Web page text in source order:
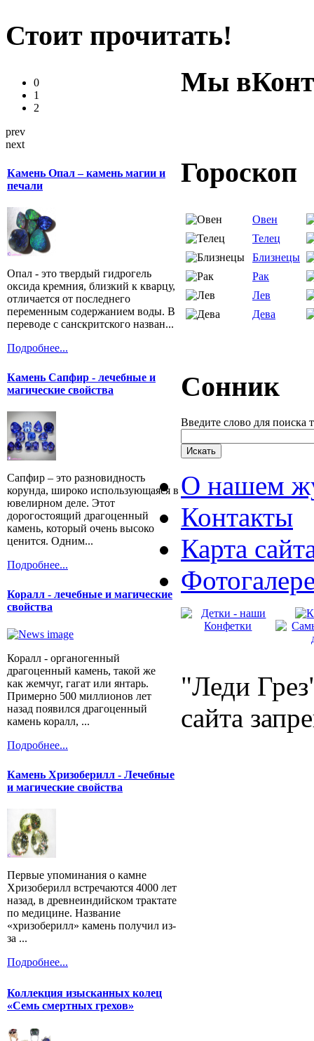
Стоит прочитать!
0
1
2
prev
next
Камень Опал – камень магии и
печали
Опал - это твердый гидрогель
оксида кремния, близкий к кварцу,
отличается от последнего
переменным содержанием воды. В
переводе с санскритского назван...
Подробнее...
Камень Сапфир - лечебные и
магические свойства
Сапфир – это разновидность
корунда, широко использующаяся в
ювелирном деле. Этот
дорогостоящий драгоценный
камень, который очень высоко
ценится. Одним...
Подробнее...
Коралл - лечебные и магические
свойства
Коралл - органогенный
драгоценный камень, такой же
как жемчуг, гагат или янтарь.
Примерно 500 миллионов лет
назад появился драгоценный
камень коралл, ...
Подробнее...
Камень Хризоберилл - Лечебные
и магические свойства
Первые упоминания о камне
Хризоберилл встречаются 4000 лет
назад, в древнеиндийском трактате
по медицине. Название
«хризоберилл» камень получил из-
за ...
Подробнее...
Коллекция изысканных колец
«Семь смертных грехов»
Мы
Гороскоп
Овен
Телец
Близнецы
Рак
Лев
Дева
Сонник
Введите слово для поиска
О нашем
Контакты
Карта
"Леди
сайта